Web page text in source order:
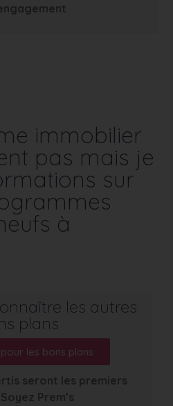
immobilier
pas mais je
sur
à
les autres
plans
les bons plans
seront les premiers
Prem’s